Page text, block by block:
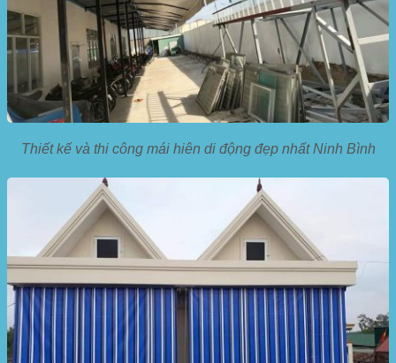
Thiết kế và thi công mái hiên di động đẹp nhất Ninh Bình